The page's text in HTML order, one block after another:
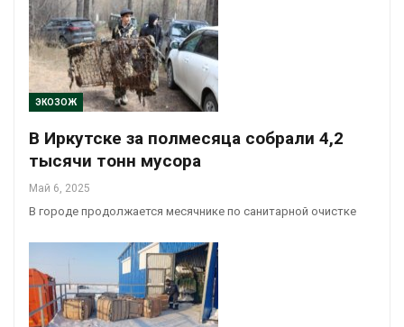
ЭКОЗОЖ
В Иркутске за полмесяца собрали 4,2
тысячи тонн мусора
Май 6, 2025
В городе продолжается месячнике по санитарной очистке